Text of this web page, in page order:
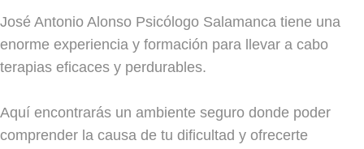
José Antonio Alonso Psicólogo Salamanca tiene una
enorme experiencia y formación para llevar a cabo
terapias eficaces y perdurables.
Aquí encontrarás un ambiente seguro donde poder
comprender la causa de tu dificultad y ofrecerte